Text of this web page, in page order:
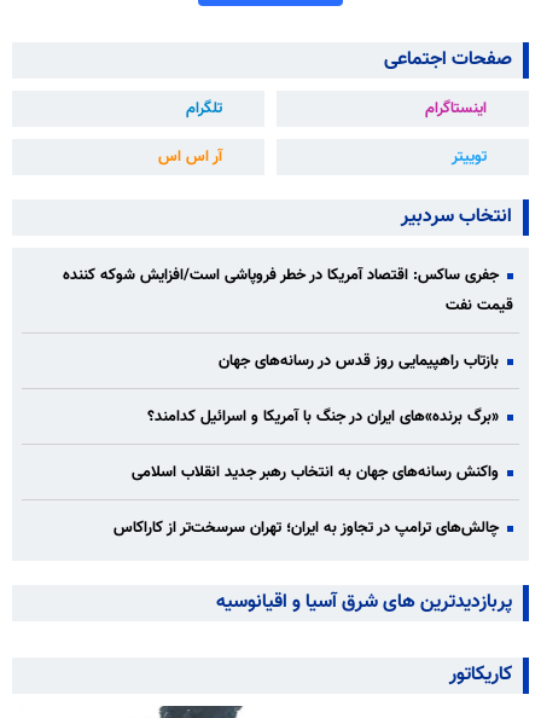
صفحات اجتماعی
اینستاگرام
تلگرام
توییتر
آر اس اس
انتخاب سردبیر
جفری ساکس: اقتصاد آمریکا در خطر فروپاشی است/افزایش شوکه کننده
قیمت نفت
بازتاب راهپیمایی روز قدس در رسانه‌های جهان
«برگ برنده»‌های ایران در جنگ با آمریکا و اسرائیل کدامند؟
واکنش رسانه‌های جهان به انتخاب رهبر جدید انقلاب اسلامی
چالش‌های ترامپ در تجاوز به ایران؛ تهران سرسخت‌تر از کاراکاس
پربازدیدترین های شرق آسیا و اقیانوسیه
کاریکاتور